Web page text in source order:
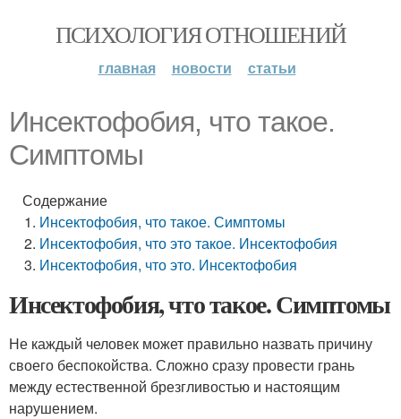
ПСИХОЛОГИЯ ОТНОШЕНИЙ
главная новости статьи
Инсектофобия, что такое.
Симптомы
Содержание
Инсектофобия, что такое. Симптомы
Инсектофобия, что это такое. Инсектофобия
Инсектофобия, что это. Инсектофобия
Инсектофобия, что такое. Симптомы
Не каждый человек может правильно назвать причину
своего беспокойства. Сложно сразу провести грань
между естественной брезгливостью и настоящим
нарушением.